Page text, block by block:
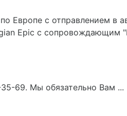
Европе с отправлением в
Epic с сопровождающим
69. Мы обязательно Вам ...